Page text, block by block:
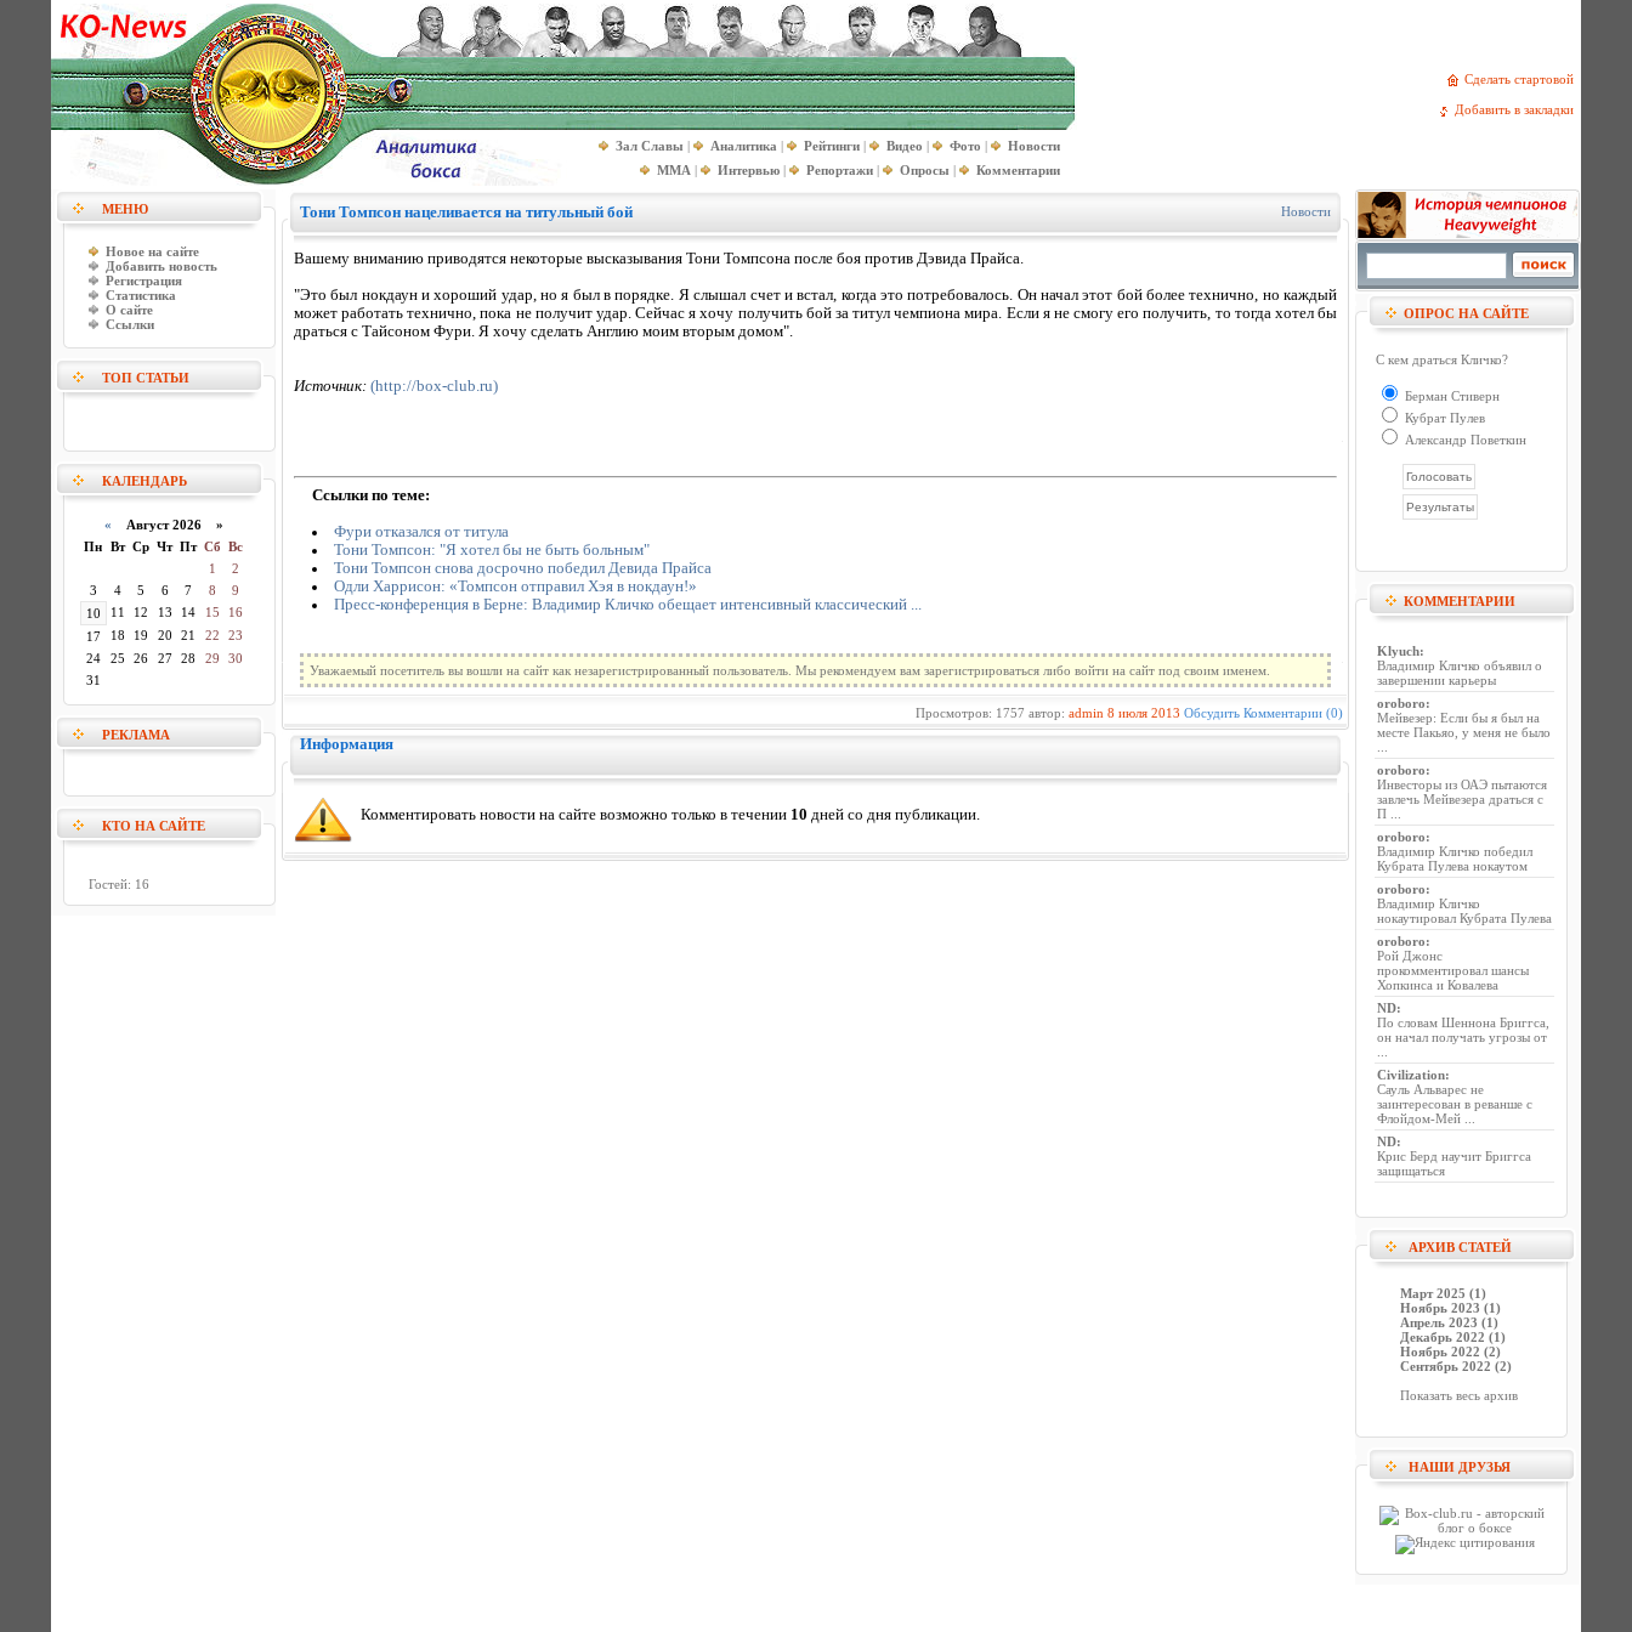
Сделать стартовой
Добавить в закладки
Зал Славы | Аналитика | Рейтинги | Видео | Фото |
Новости
MMA | Интервью | Репортажи | Опросы | Комментарии
МЕНЮ
Новое на сайте
Добавить новость
Регистрация
Статистика
О сайте
Ссылки
ТОП СТАТЬИ
КАЛЕНДАРЬ
« Август 2026 »
Пн Вт Ср Чт Пт Сб Вс
1
2
3
4 5 6 7 8
9
10
11 12 13 14 15
16
17
18 19 20 21 22
23
24
25 26 27 28 29
30
31
РЕКЛАМА
КТО НА САЙТЕ
Гостей: 16
Тони Томпсон нацеливается на титульный бой Новости
Вашему вниманию приводятся некоторые высказывания Тони Томпсона после боя против Дэвида Прайса.
"Это был нокдаун и хороший удар, но я был в порядке. Я слышал счет и встал, когда это потребовалось. Он начал этот бой более технично, но каждый
может работать технично, пока не получит удар. Сейчас я хочу получить бой за титул чемпиона мира. Если я не смогу его получить, то тогда хотел бы
драться с Тайсоном Фури. Я хочу сделать Англию моим вторым домом".
Источник: (http://box-club.ru)
Ссылки по теме:
Фури отказался от титула
Тони Томпсон: "Я хотел бы не быть больным"
Тони Томпсон снова досрочно победил Девида Прайса
Одли Харрисон: «Томпсон отправил Хэя в нокдаун!»
Пресс-конференция в Берне: Владимир Кличко обещает интенсивный классический ...
Уважаемый посетитель вы вошли на сайт как незарегистрированный пользователь. Мы рекомендуем вам зарегистрироваться либо войти на сайт под своим именем.
Просмотров: 1757 автор: admin 8 июля 2013 Обсудить Комментарии (0)
Информация
Комментировать новости на сайте возможно только в течении 10 дней со дня публикации.
ОПРОС НА САЙТЕ
С кем драться Кличко?
Берман Стиверн
Кубрат Пулев
Александр Поветкин
КОММЕНТАРИИ
Klyuch:
Владимир Кличко объявил о
завершении карьеры
oroboro:
Мейвезер: Если бы я был на
месте Пакьяо, у меня не было
oroboro:
Инвесторы из ОАЭ пытаются
завлечь Мейвезера драться с
П ...
oroboro:
Владимир Кличко победил
Кубрата Пулева нокаутом
oroboro:
Владимир Кличко
нокаутировал Кубрата Пулева
oroboro:
Рой Джонс
прокомментировал шансы
Хопкинса и Ковалева
ND:
По словам Шеннона Бриггса,
он начал получать угрозы от
Civilization:
Сауль Альварес не
заинтересован в реванше с
Флойдом-Мей ...
ND:
Крис Берд научит Бриггса
защищаться
АРХИВ СТАТЕЙ
Март 2025 (1)
Ноябрь 2023 (1)
Апрель 2023 (1)
Декабрь 2022 (1)
Ноябрь 2022 (2)
Сентябрь 2022 (2)
Показать весь архив
НАШИ ДРУЗЬЯ